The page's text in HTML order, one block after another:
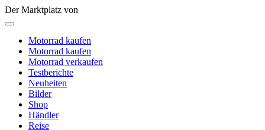
Der Marktplatz von
Motorrad kaufen
Motorrad kaufen
Motorrad verkaufen
Testberichte
Neuheiten
Bilder
Shop
Händler
Reise